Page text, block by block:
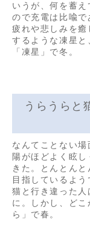
いうが、何を蓄
ので充電は比喩で
疲れや悲しみを
するような凍星
「凍星」で冬。
うらうらと
なんてことない
陽がほどよく眩
きた。とんとん
目指しているよ
猫と行き違った人
に。しかし、ど
ら」で春。